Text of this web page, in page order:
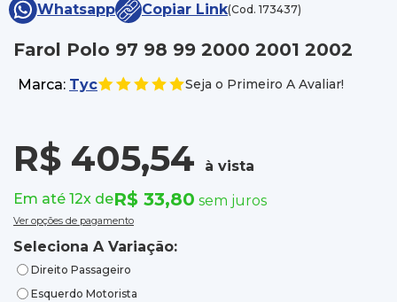
Whatsapp
Copiar Link(Cod. 173437)
Farol Polo 97 98 99 2000 2001 2002
Marca: Tyc Seja o Primeiro A Avaliar!
R$ 405,54
à vista
Em até 12x deR$ 33,80 sem juros
Ver opções de pagamento
Seleciona A Variação:
Direito Passageiro
Esquerdo Motorista